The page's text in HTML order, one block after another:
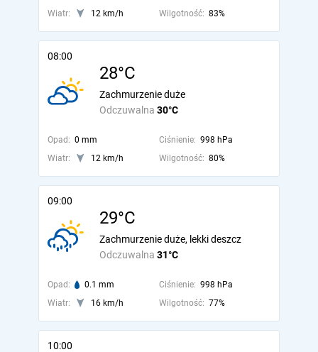
Wiatr: 12 km/h Wilgotność: 83%
08:00
28°C
Odczuwalna 30°C
Zachmurzenie duże
Opad: 0 mm Ciśnienie: 998 hPa
Wiatr:
12 km/h Wilgotność: 80%
09:00
29°C
Odczuwalna 31°C
Zachmurzenie duże, lekki deszcz
Opad: 0.1 mm Ciśnienie: 998 hPa
Wiatr:
16 km/h Wilgotność: 77%
10:00